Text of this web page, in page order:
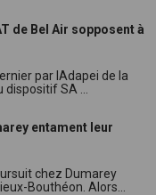
de Bel Air sopposent à
par lAdapei de la
dispositif SA ...
entament leur
chez Dumarey
Bouthéon. Alors...